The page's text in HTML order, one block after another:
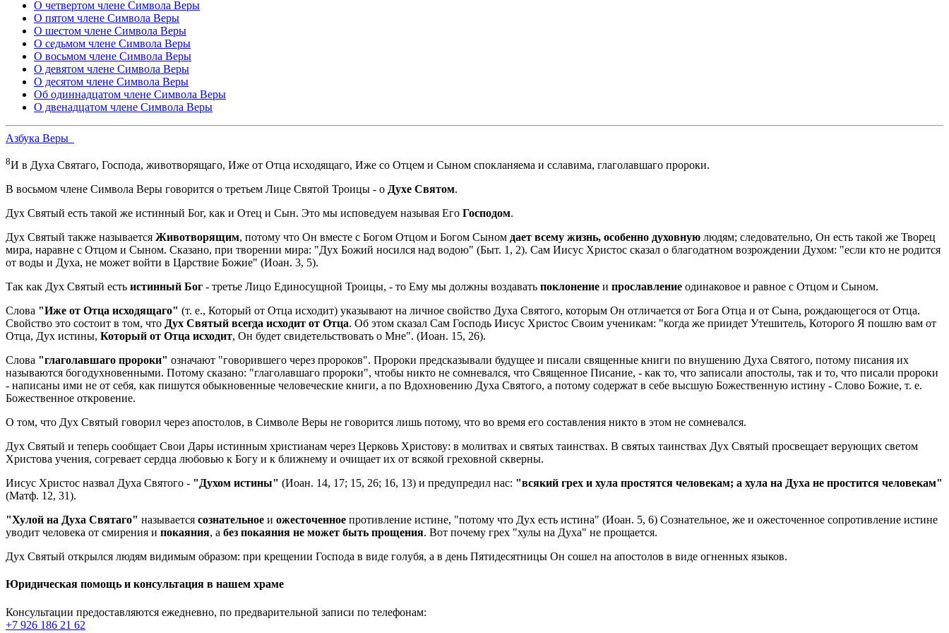
О четвертом члене Символа Веры
О пятом члене Символа Веры
О шестом члене Символа Веры
О седьмом члене Символа Веры
О восьмом члене Символа Веры
О девятом члене Символа Веры
О десятом члене Символа Веры
Об одиннадцатом члене Символа Веры
О двенадцатом члене Символа Веры
Азбука Веры
8И в Духа Святаго, Господа, животворящаго, Иже от Отца исходящаго, Иже со Отцем и Сыном спокланяема и сславима, глаголавшаго пророки.
В восьмом члене Символа Веры говорится о третьем Лице Святой Троицы - о Духе Святом.
Дух Святый есть такой же истинный Бог, как и Отец и Сын. Это мы исповедуем называя Его Господом.
Дух Святый также называется Животворящим, потому что Он вместе с Богом Отцом и Богом Сыном дает всему жизнь, особенно духовную людям; следовательно, Он есть такой же Творец
мира, наравне с Отцом и Сыном. Сказано, при творении мира: "Дух Божий носился над водою" (Быт. 1, 2). Сам Иисус Христос сказал о благодатном возрождении Духом: "если кто не родится
от воды и Духа, не может войти в Царствие Божие" (Иоан. 3, 5).
Так как Дух Святый есть истинный Бог - третье Лицо Единосущной Троицы, - то Ему мы должны воздавать поклонение и прославление одинаковое и равное с Отцом и Сыном.
Слова "Иже от Отца исходящаго" (т. е., Который от Отца исходит) указывают на личное свойство Духа Святого, которым Он отличается от Бога Отца и от Сына, рождающегося от Отца.
Свойство это состоит в том, что Дух Святый всегда исходит от Отца. Об этом сказал Сам Господь Иисус Христос Своим ученикам: "когда же приидет Утешитель, Которого Я пошлю вам от
Отца, Дух истины, Который от Отца исходит, Он будет свидетельствовать о Мне". (Иоан. 15, 26).
Слова "глаголавшаго пророки" означают "говорившего через пророков". Пророки предсказывали будущее и писали священные книги по внушению Духа Святого, потому писания их
называются богодухновенными. Потому сказано: "глаголавшаго пророки", чтобы никто не сомневался, что Священное Писание, - как то, что записали апостолы, так и то, что писали пророки
- написаны ими не от себя, как пишутся обыкновенные человеческие книги, а по Вдохновению Духа Святого, а потому содержат в себе высшую Божественную истину - Слово Божие, т. е.
Божественное откровение.
О том, что Дух Святый говорил через апостолов, в Символе Веры не говорится лишь потому, что во время его составления никто в этом не сомневался.
Дух Святый и теперь сообщает Свои Дары истинным христианам через Церковь Христову: в молитвах и святых таинствах. В святых таинствах Дух Святый просвещает верующих светом
Христова учения, согревает сердца любовью к Богу и к ближнему и очищает их от всякой греховной скверны.
Иисус Христос назвал Духа Святого - "Духом истины" (Иоан. 14, 17; 15, 26; 16, 13) и предупредил нас: "всякий грех и хула простятся человекам; а хула на Духа не простится человекам"
(Матф. 12, 31).
"Хулой на Духа Святаго" называется сознательное и ожесточенное противление истине, "потому что Дух есть истина" (Иоан. 5, 6) Сознательное, же и ожесточенное сопротивление истине
уводит человека от смирения и покаяния, а без покаяния не может быть прощения. Вот почему грех "хулы на Духа" не прощается.
Дух Святый открылся людям видимым образом: при крещении Господа в виде голубя, а в день Пятидесятницы Он сошел на апостолов в виде огненных языков.
Юридическая помощь и консультация в нашем храме
Консультации предоставляются ежедневно, по предварительной записи по телефонам:
+7 926 186 21 62